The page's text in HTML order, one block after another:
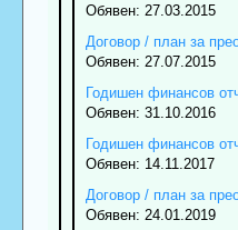
Обявен: 27.03.2015
Договор / план за
Обявен: 27.07.2015
Годишен финансов
Обявен: 31.10.2016
Годишен финансов
Обявен: 14.11.2017
Договор / план за
Обявен: 24.01.2019